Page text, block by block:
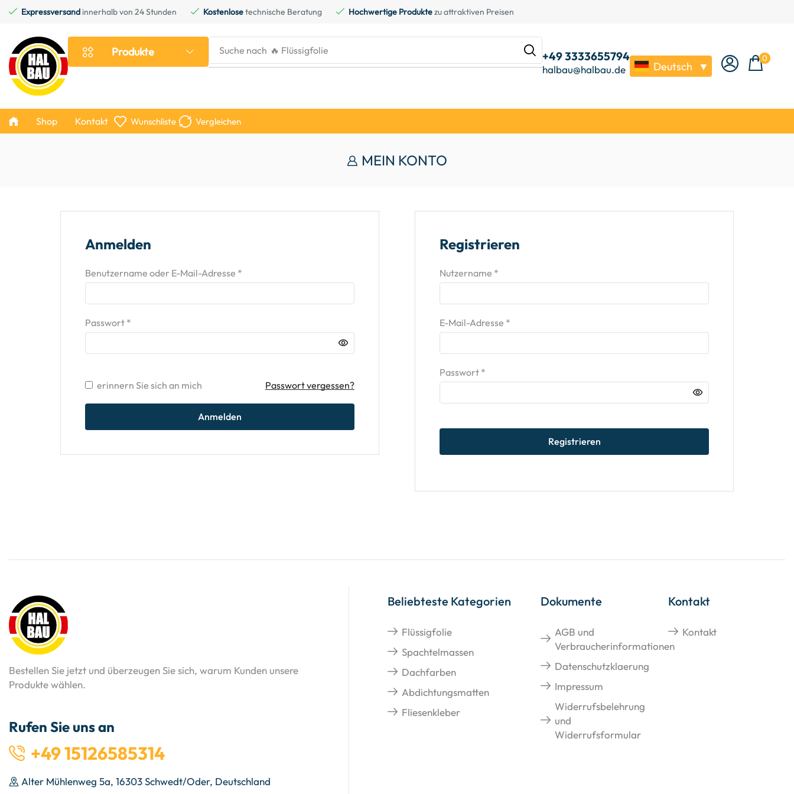
Expressversand innerhalb von 24 Stunden Kostenlosetechnische Beratung Hochwertige Produktezu attraktiven Preisen
Produkte Suche nach 🔥 Flüssigfolie +49 3333655794
halbau@halbau.de Deutsch ▼
0
Shop Kontakt Wunschliste Vergleichen
MEIN KONTO
Anmelden
Benutzername oder E-Mail-Adresse *
Passwort *
erinnern Sie sich an mich Passwort vergessen?
Anmelden
Registrieren
Nutzername *
E-Mail-Adresse *
Passwort *
Registrieren
Bestellen Sie jetzt und überzeugen Sie sich, warum Kunden unsere
Produkte wählen.
Rufen Sie uns an
+49 15126585314
Alter Mühlenweg 5a, 16303 Schwedt/Oder, Deutschland
Beliebteste Kategorien
Flüssigfolie
Spachtelmassen
Dachfarben
Abdichtungsmatten
Fliesenkleber
Dokumente
AGB und
Verbraucherinformationen
Datenschutzklaerung
Impressum
Widerrufsbelehrung
und
Widerrufsformular
Kontakt
Kontakt